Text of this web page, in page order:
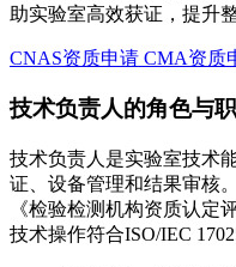
助实验室高效获证，提升
CNAS资质申请 CMA资质
技术负责人的角色与
技术负责人是实验室技术
证、设备管理和结果审核
《检验检测机构资质认定
技术操作符合ISO/IEC